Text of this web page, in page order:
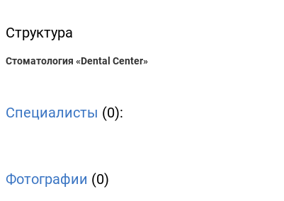
Структура
Стоматология «Dental Center»
Специалисты (0):
Фотографии (0)